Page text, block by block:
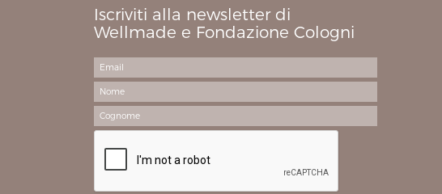
Iscriviti alla newsletter di
Wellmade e Fondazione Cologni